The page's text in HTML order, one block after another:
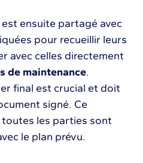
est ensuite partagé avec
pour recueillir leurs
avec celles directement
de maintenance.
final est crucial et doit
signé. Ce
les parties sont
le plan prévu.